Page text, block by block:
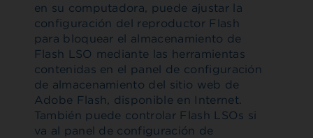
en su computadora, puede ajustar la
configuración del reproductor Flash
para bloquear el almacenamiento de
Flash LSO mediante las herramientas
contenidas en el panel de configuración
de almacenamiento del sitio web de
Adobe Flash, disponible en Internet.
También puede controlar Flash LSOs si
va al panel de configuración de